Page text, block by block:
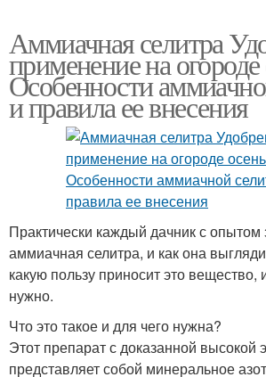
Аммиачная селитра
применение на
Особенности
и правила ее внесения
Практически каждый дачник с опытом
аммиачная селитра, и как она
какую пользу приносит это вещество,
нужно.
Что это такое и для чего нужна?
Этот препарат с доказанной
представляет собой минеральное